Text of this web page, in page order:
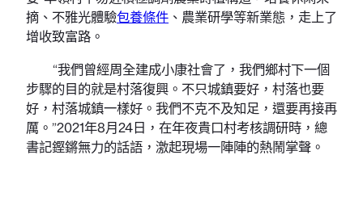
摘、不雅光體驗包養條件 、農業研學等新業態，走上了
增收致富路。
“我們曾經周全建成小康社會了，我們鄉村下一個
步驟的目的就是村落復興。不只城鎮要好，村落也要
好，村落城鎮一樣好。我們不克不及知足，還要再接再
厲。”2021年8月24日，在年夜貴口村考核調研時，總
書記鏗鏘無力的話語，激起現場一陣陣的熱鬧掌聲。